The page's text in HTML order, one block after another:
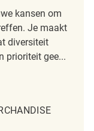
kansen om
Je maakt
diversiteit
prioriteit gee...